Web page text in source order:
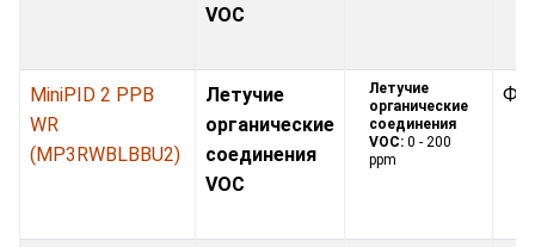
VOC
MiniPID 2 PPB
WR
(MP3RWBLBBU2)
Летучие
органические
соединения
VOC
Летучие
органические
соединения
VOC: 0 - 200
ppm